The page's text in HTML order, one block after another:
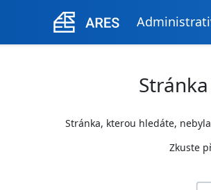
Stránka, kterou hledáte,
Zkuste